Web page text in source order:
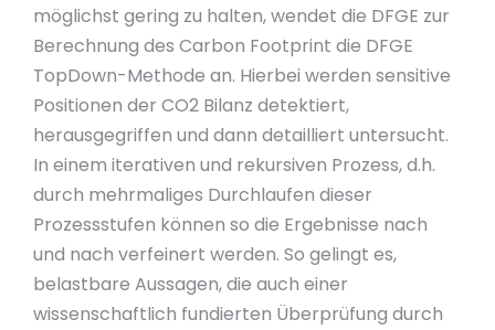
möglichst gering zu halten, wendet die DFGE zur
Berechnung des Carbon Footprint die DFGE
TopDown-Methode an. Hierbei werden sensitive
Positionen der CO2 Bilanz detektiert,
herausgegriffen und dann detailliert untersucht.
In einem iterativen und rekursiven Prozess, d.h.
durch mehrmaliges Durchlaufen dieser
Prozessstufen können so die Ergebnisse nach
und nach verfeinert werden. So gelingt es,
belastbare Aussagen, die auch einer
wissenschaftlich fundierten Überprüfung durch